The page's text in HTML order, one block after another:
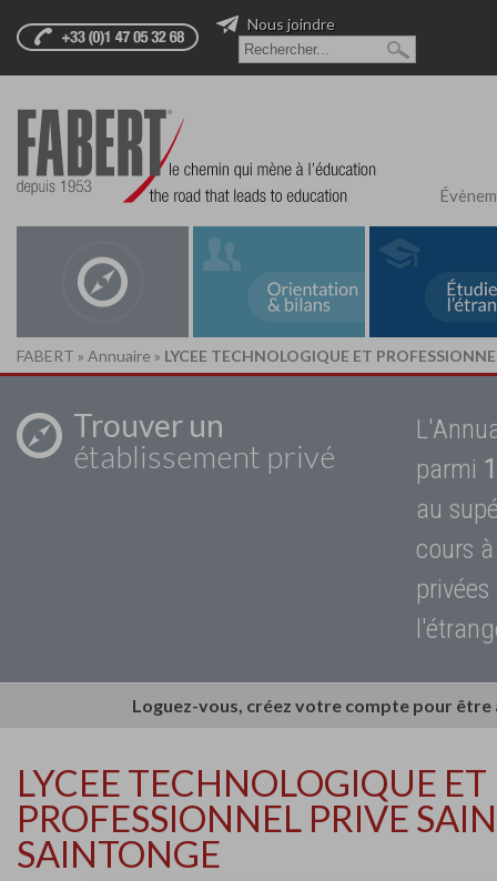
Nous joindre
FABERT » Annuaire » LYCEE TECHNOLOGIQUE ET
Trouver un
établissement privé
parmi
au
cours
Loguez-vous, créez votre compte pour
LYCEE TECHNOLOGIQUE ET
PROFESSIONNEL PRIVE
SAINTONGE